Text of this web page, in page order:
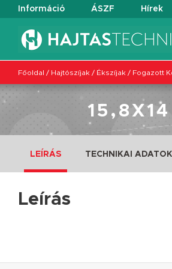
Információ ÁSZF Hírek
Főoldal / Hajtószíjak / Ékszíjak / Fogazott
LEÍRÁS TECHNIKAI ADATOK
Leírás